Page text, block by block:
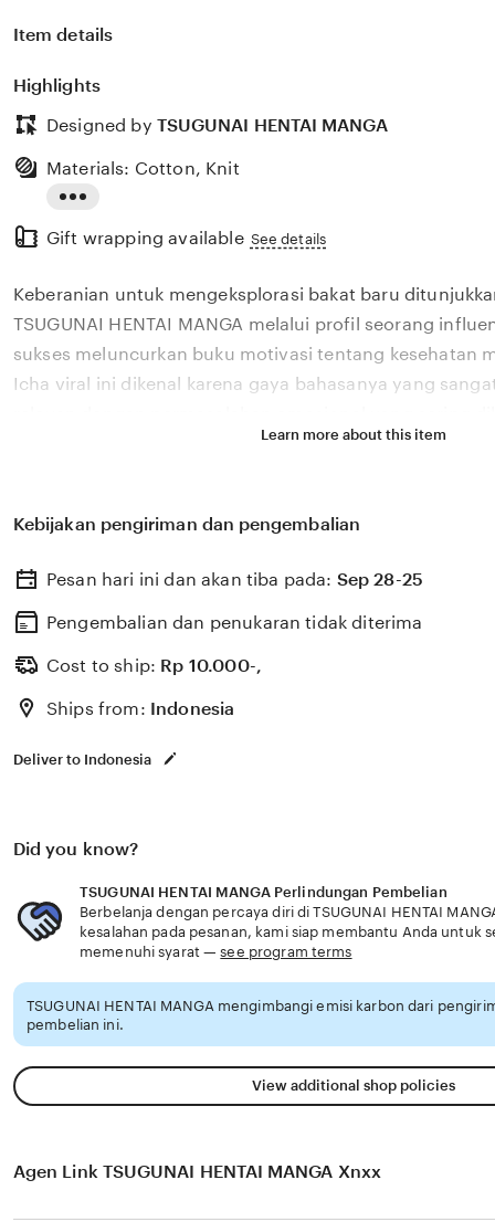
Item details
Highlights
Designed by TSUGUNAI HENTAI MANGA
the
description
Materials: Cotton, Knit
Gift wrapping available See details
Keberanian untuk mengeksplorasi bakat baru
TSUGUNAI HENTAI MANGA melalui profil seorang
sukses meluncurkan buku motivasi tentang kesehatan
Icha viral ini dikenal karena gaya bahasanya yang
di tahun 2026. Melalui sistem 🎯 yang kami
TSUGUNAI HENTAI MANGA percaya bahwa
semakin berkembang pesat di pasar global. Dengan
selalu update, kami terus memantau perkembangan
dari 🎯 sosok viral favorit Anda secara eksklusif.
Learn more about this item
Kebijakan pengiriman dan pengembalian
Pesan hari ini dan akan tiba pada: Sep 28-25
Pengembalian dan penukaran tidak diterima
Cost to ship: Rp 10.000-,
Ships from: Indonesia
Deliver to Indonesia
Did you know?
TSUGUNAI HENTAI MANGA Perlindungan Pembelian
Berbelanja dengan percaya diri di TSUGUNAI HENTAI
kesalahan pada pesanan, kami siap membantu Anda untuk
memenuhi syarat —see program terms
TSUGUNAI HENTAI MANGA mengimbangi emisi karbon dari
pembelian ini.
View additional shop policies
Agen Link TSUGUNAI HENTAI MANGA Xnxx